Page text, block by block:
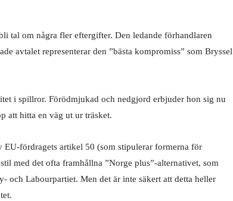
tal om några fler eftergifter. Den ledande förhandlaren
avtalet representerar den ”bästa kompromiss” som Bryssel
i spillror. Förödmjukad och nedgjord erbjuder hon sig nu
att hitta en väg ut ur träsket.
fördragets artikel 50 (som stipulerar formerna för
med det ofta framhållna ”Norge plus”-alternativet, som
och Labourpartiet. Men det är inte säkert att detta heller